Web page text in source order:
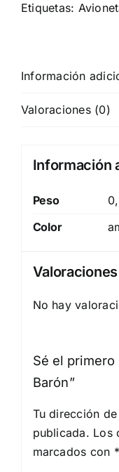
Etiquetas:
Información
Valoraciones (0)
Información
Peso
Color
Valoraciones
No hay
Sé el primero
Barón”
Tu dirección
publicada. Los
marcados con *